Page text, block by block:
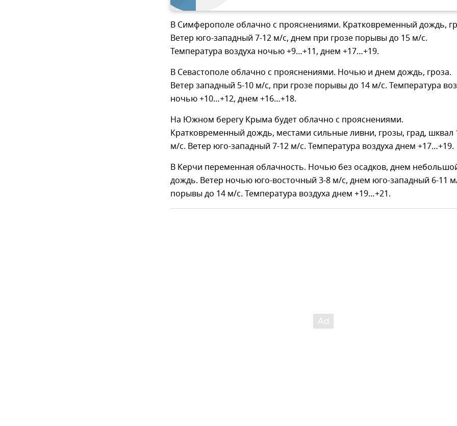
В Симферополе облачно с прояснениями. Кратковременный дождь,
Ветер юго-западный 7-12 м/с, днем при грозе порывы до 15 м/с.
Температура воздуха ночью +9…+11, днем +17…+19.
В Севастополе облачно с прояснениями. Ночью и днем дождь, гроза.
Ветер западный 5-10 м/с, при грозе порывы до 14 м/с. Температура
ночью +10…+12, днем +16…+18.
На Южном берегу Крыма будет облачно с прояснениями.
Кратковременный дождь, местами сильные ливни, грозы, град, шквал
м/с. Ветер юго-западный 7-12 м/с. Температура воздуха днем +17…+19.
В Керчи переменная облачность. Ночью без осадков, днем
дождь. Ветер ночью юго-восточный 3-8 м/с, днем юго-западный 6-11
порывы до 14 м/с. Температура воздуха днем +19…+21.